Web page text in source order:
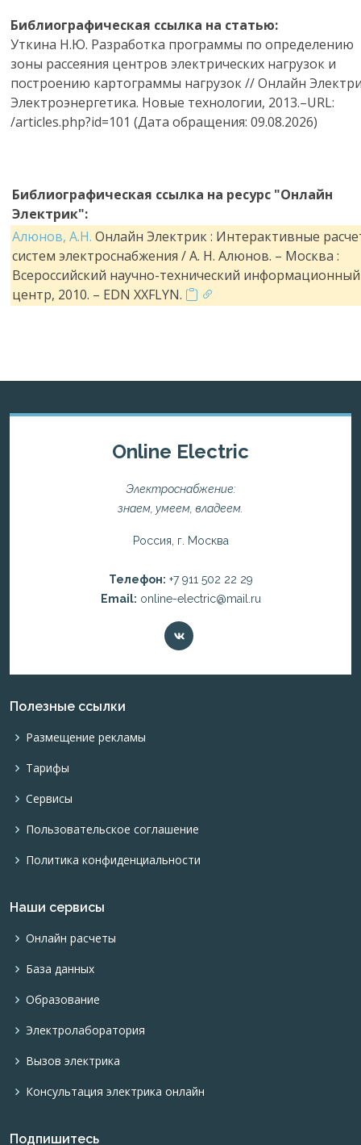
Библиографическая ссылка на статью:
Уткина Н.Ю. Разработка программы по определению
зоны рассеяния центров электрических нагрузок и
построению картограммы нагрузок // Онлайн
Электроэнергетика. Новые технологии, 2013.–URL:
/articles.php?id=101 (Дата обращения: 09.08.2026)
Библиографическая ссылка на ресурс "Онлайн
Электрик":
Алюнов, А.Н. Онлайн Электрик : Интерактивные
систем электроснабжения / А. Н. Алюнов. – Москва :
Всероссийский научно-технический информационный
центр, 2010. – EDN XXFLYN.
Online Electric
Электроснабжение:
знаем, умеем, владеем.
Россия, г. Москва
Телефон: +7 911 502 22 29
Email: online-electric@mail.ru
Полезные ссылки
Размещение рекламы
Тарифы
Сервисы
Пользовательское соглашение
Политика конфиденциальности
Наши сервисы
Онлайн расчеты
База данных
Образование
Электролаборатория
Вызов электрика
Консультация электрика онлайн
Подпишитесь